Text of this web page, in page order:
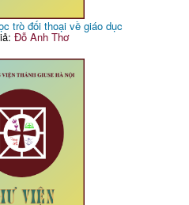
trò đối thoại về giáo dục
Đỗ Anh Thơ